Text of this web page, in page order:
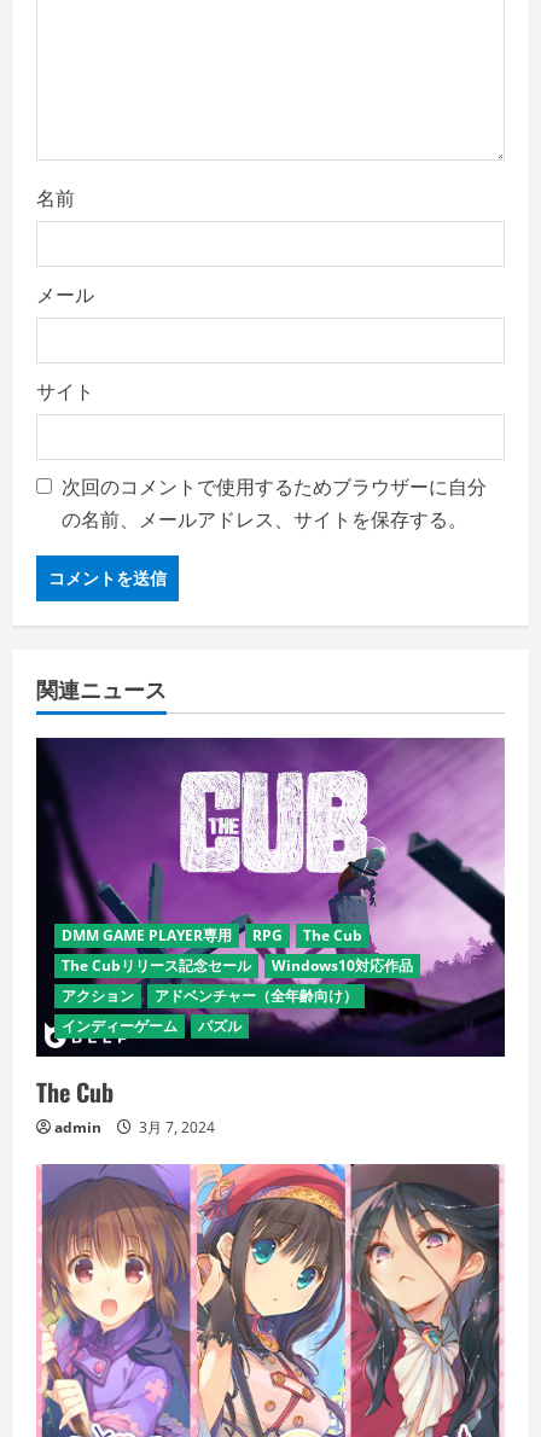
名前
メール
サイト
次回のコメントで使用するためブラウザーに自分
の名前、メールアドレス、サイトを保存する。
関連ニュース
DMM GAME PLAYER専用 RPG
The Cub
The Cubリリース記念セール
Windows10対応作品
アクション
アドベンチャー（全年齢向け）
インディーゲーム
パズル
The Cub
admin 3月 7, 2024